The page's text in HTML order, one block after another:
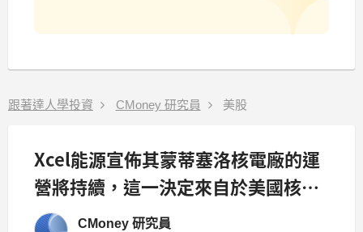
跟著達人學投資 CMoney 研究員 美股
Xcel能源宣佈其蒙蒂塞洛核電廠的運
營將持續，這一決定來自於美國核能
監管委員會的最新許可。
CMoney 研究員